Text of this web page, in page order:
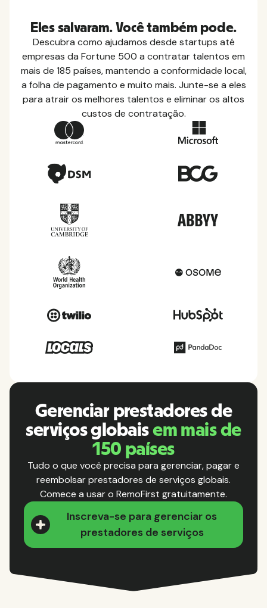
Eles salvaram. Você também pode.
Descubra como ajudamos desde startups até
empresas da Fortune 500 a contratar talentos em
mais de 185 países, mantendo a conformidade local,
a folha de pagamento e muito mais. Junte-se a eles
para atrair os melhores talentos e eliminar os altos
custos de contratação.
Gerenciar prestadores de
serviços globaisem mais de
150 países
Tudo o que você precisa para gerenciar, pagar e
reembolsar prestadores de serviços globais.
Comece a usar o RemoFirst gratuitamente.
Inscreva-se para gerenciar os
prestadores de serviços